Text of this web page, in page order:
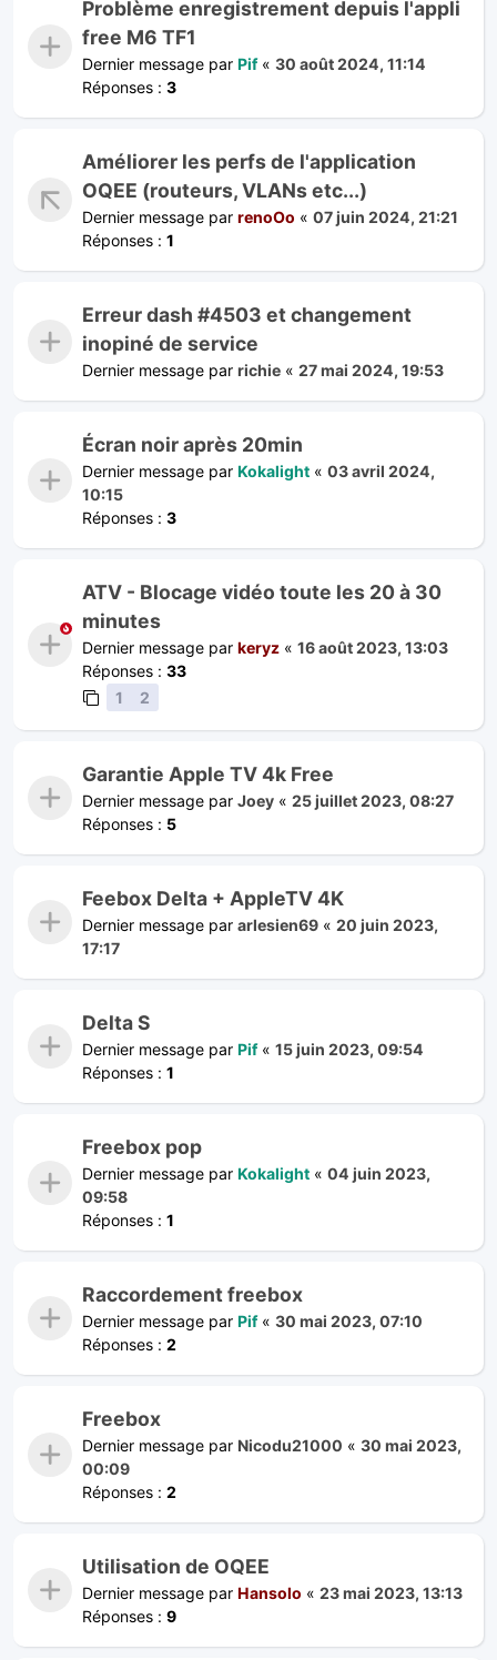
Problème enregistrement depuis l'appli
free M6 TF1
Dernier message par Pif« 30 août 2024, 11:14
Réponses : 3
Améliorer les perfs de l'application
OQEE (routeurs, VLANs etc...)
Dernier message par renoOo « 07 juin 2024, 21:21
Réponses : 1
Erreur dash #4503 et changement
inopiné de service
Dernier message par richie « 27 mai 2024, 19:53
Écran noir après 20min
Dernier message par Kokalight « 03 avril 2024,
10:15
Réponses : 3
ATV - Blocage vidéo toute les 20 à 30
minutes
Dernier message par keryz « 16 août 2023, 13:03
Réponses : 33
1
2
Garantie Apple TV 4k Free
Dernier message par Joey « 25 juillet 2023, 08:27
Réponses : 5
Feebox Delta + AppleTV 4K
Dernier message par arlesien69 « 20 juin 2023,
17:17
Delta S
Dernier message par Pif« 15 juin 2023, 09:54
Réponses : 1
Freebox pop
Dernier message par Kokalight « 04 juin 2023,
09:58
Réponses : 1
Raccordement freebox
Dernier message par Pif« 30 mai 2023, 07:10
Réponses : 2
Freebox
Dernier message par Nicodu21000 « 30 mai 2023,
00:09
Réponses : 2
Utilisation de OQEE
Dernier message par Hansolo « 23 mai 2023, 13:13
Réponses : 9